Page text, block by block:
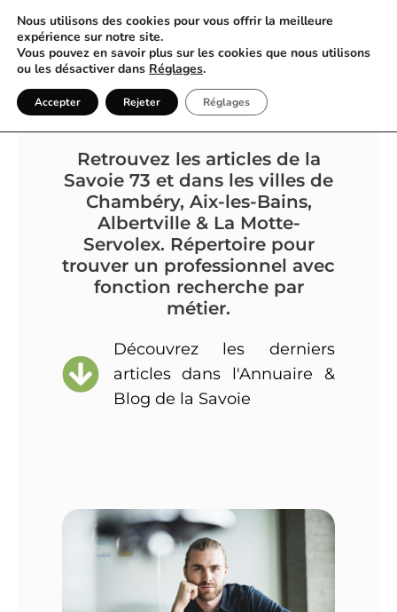
Annuaire & Blog |
Chambéry & Savoie 73
Retrouvez les articles de la
Savoie 73 et dans les villes de
Chambéry, Aix-les-Bains,
Albertville & La Motte-
Servolex. Répertoire pour
trouver un professionnel avec
fonction recherche par
métier.
Découvrez les derniers
articles dans l'Annuaire &
Blog de la Savoie
Nous utilisons des cookies pour vous offrir la meilleure
expérience sur notre site.
Vous pouvez en savoir plus sur les cookies que nous utilisons
ou les désactiver dans Réglages.
Accepter Rejeter Réglages